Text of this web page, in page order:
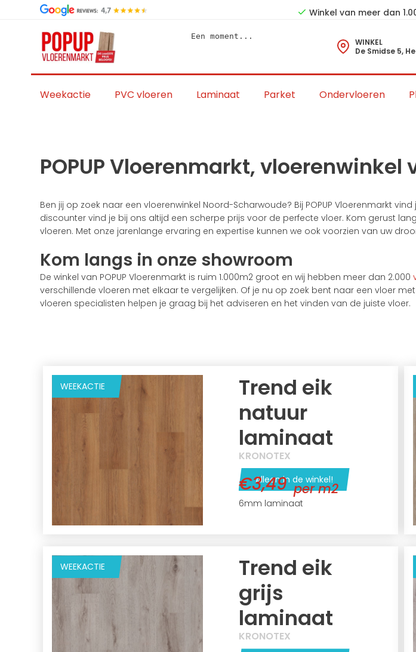
Winkel van meer dan
Een moment...
WINKEL
De Smidse 5,
Weekactie PVC vloeren Laminaat Parket Ondervloeren
POPUP Vloerenmarkt,
Ben jij op zoek naar een vloerenwinkel Noord-Scharwoude? Bij POPUP Vloerenmarkt
discounter vind je bij ons altijd een scherpe prijs voor de perfecte vloer. Kom gerust
vloeren. Met onze jarenlange ervaring en expertise kunnen we ook voorzien van uw
Kom langs in onze showroom
De winkel van POPUP Vloerenmarkt is ruim 1.000m2 groot en wij hebben meer dan 2.000
verschillende vloeren met elkaar te vergelijken. Of je nu op zoek bent naar een vloer
vloeren specialisten helpen je graag bij het adviseren en het vinden van de juiste vloer.
WEEKACTIE
Trend eik
natuur
laminaat
KRONOTEX
Alleen in de winkel!
6mm laminaat
€3,49 per m2
WEEKACTIE
Trend eik
grijs
laminaat
KRONOTEX